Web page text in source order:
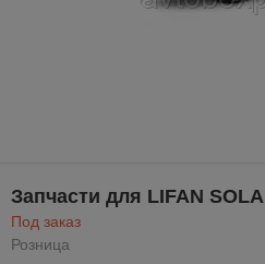
Запчасти для LIFAN
Под заказ
Розница